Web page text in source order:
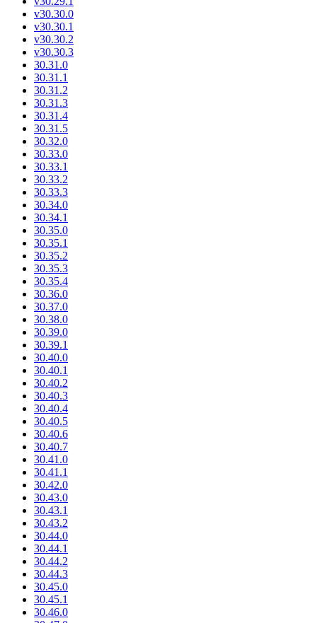
v30.30.0
v30.30.1
v30.30.2
v30.30.3
30.31.0
30.31.1
30.31.2
30.31.3
30.31.4
30.31.5
30.32.0
30.33.0
30.33.1
30.33.2
30.33.3
30.34.0
30.34.1
30.35.0
30.35.1
30.35.2
30.35.3
30.35.4
30.36.0
30.37.0
30.38.0
30.39.0
30.39.1
30.40.0
30.40.1
30.40.2
30.40.3
30.40.4
30.40.5
30.40.6
30.40.7
30.41.0
30.41.1
30.42.0
30.43.0
30.43.1
30.43.2
30.44.0
30.44.1
30.44.2
30.44.3
30.45.0
30.45.1
30.46.0